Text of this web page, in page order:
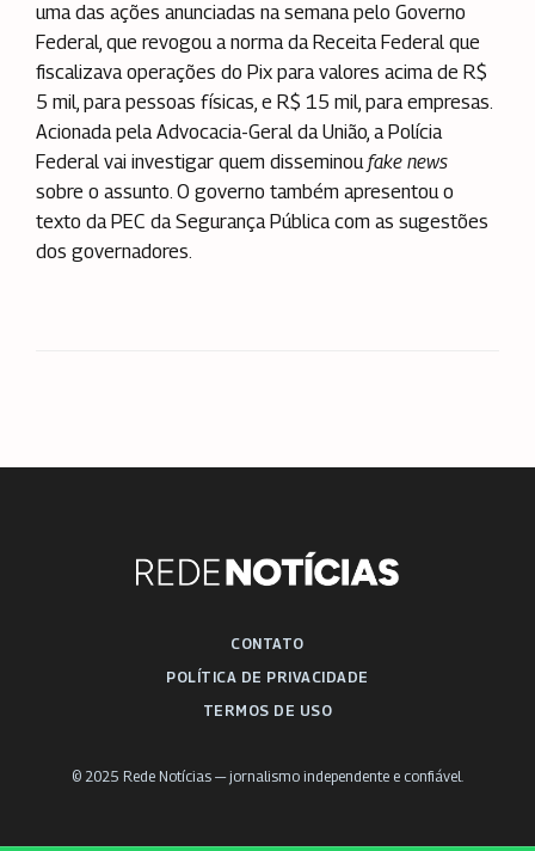
uma das ações anunciadas na semana pelo Governo
Federal, que revogou a norma da Receita Federal que
fiscalizava operações do Pix para valores acima de R$
5 mil, para pessoas físicas, e R$ 15 mil, para empresas.
Acionada pela Advocacia-Geral da União, a Polícia
Federal vai investigar quem disseminoufake news
sobre o assunto. O governo também apresentou o
texto da PEC da Segurança Pública com as sugestões
dos governadores.
CONTATO
POLÍTICA DE PRIVACIDADE
TERMOS DE USO
© 2025 Rede Notícias — jornalismo independente e confiável.